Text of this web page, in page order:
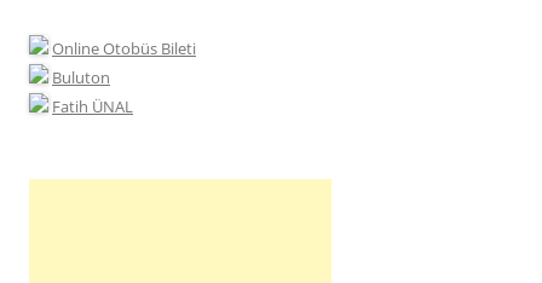
Online Otobüs Bileti
Buluton
Fatih ÜNAL